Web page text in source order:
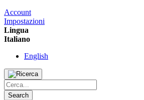
Account
Impostazioni
Lingua
Italiano
English
Search